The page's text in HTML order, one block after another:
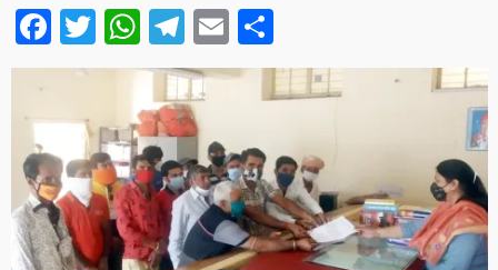
Facebook
Twitter
WhatsApp
Telegram
Email